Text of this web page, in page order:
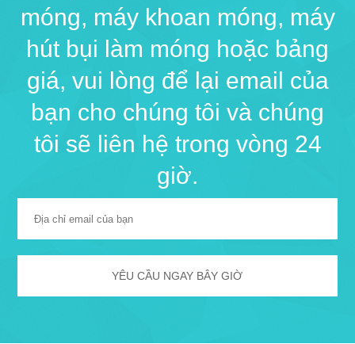
móng, máy khoan móng, máy
hút bụi làm móng hoặc bảng
giá, vui lòng để lại email của
bạn cho chúng tôi và chúng
tôi sẽ liên hệ trong vòng 24
giờ.